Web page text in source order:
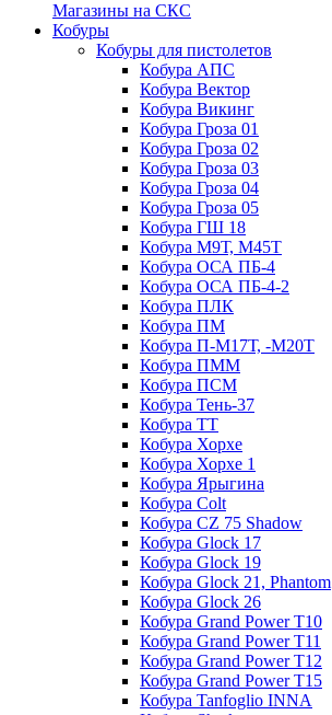
Магазины на СКС
Кобуры
Кобуры для пистолетов
Кобура АПС
Кобура Вектор
Кобура Викинг
Кобура Гроза 01
Кобура Гроза 02
Кобура Гроза 03
Кобура Гроза 04
Кобура Гроза 05
Кобура ГШ 18
Кобура М9Т, М45Т
Кобура ОСА ПБ-4
Кобура ОСА ПБ-4-2
Кобура ПЛК
Кобура ПМ
Кобура П-М17Т, -М20Т
Кобура ПММ
Кобура ПСМ
Кобура Тень-37
Кобура ТТ
Кобура Хорхе
Кобура Хорхе 1
Кобура Ярыгина
Кобура Colt
Кобура CZ 75 Shadow
Кобура Glock 17
Кобура Glock 19
Кобура Glock 21, Phantom
Кобура Glock 26
Кобура Grand Power T10
Кобура Grand Power T11
Кобура Grand Power T12
Кобура Grand Power T15
Кобура Tanfoglio INNA